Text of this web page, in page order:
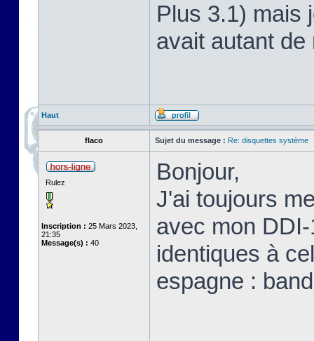
Plus 3.1) mais
avait autant
Haut
flaco Sujet du message : Re: disquettes système
Rulez
Inscription : 25 Mars 2023,
21:35
Message(s) : 40
Bonjour,
J'ai toujours
avec mon
identiques à
espagne :